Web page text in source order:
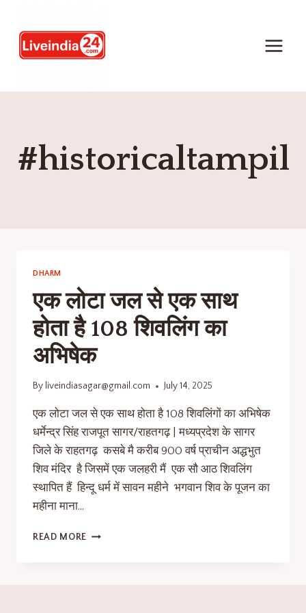
#historicaltampil
DHARM
एक लोटा जल से एक साथ
होता है 108 शिवलिंग का
अभिषेक
By liveindiasagar@gmail.com July 14, 2025
एक लोटा जल से एक साथ होता है 108 शिवलिंगों का अभिषेक
धर्मेन्द्र सिंह राजपूत सागर/राहतगढ़ | मध्यप्रदेश के सागर
जिले के राहतगढ़ कसबे मै करीब 900 वर्ष प्राचीन अद्धभुत
शिव मंदिर है जिसमें एक जलहरी मैं एक सौ आठ शिवलिंग
स्थापित हैं हिन्दू धर्म में सावन महीने भगवान शिव के पूजन का
महीना माना…
READ MORE